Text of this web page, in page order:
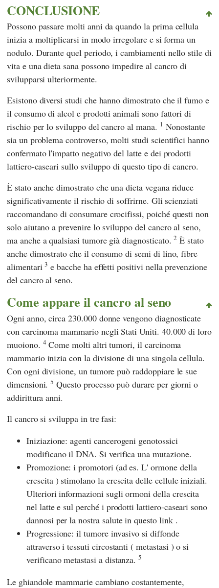
CONCLUSIONE
Possono passare molti anni da quando la prima cellula
inizia a moltiplicarsi in modo irregolare e si forma un
nodulo. Durante quel periodo, i cambiamenti nello stile di
vita e una dieta sana possono impedire al cancro di
svilupparsi ulteriormente.
Esistono diversi studi che hanno dimostrato che il fumo e
il consumo di alcol e prodotti animali sono fattori di
rischio per lo sviluppo del cancro al mana. 1 Nonostante
sia un problema controverso, molti studi scientifici hanno
confermato l'impatto negativo del latte e dei prodotti
lattiero-caseari sullo sviluppo di questo tipo di cancro.
È stato anche dimostrato che una dieta vegana riduce
significativamente il rischio di soffrirne. Gli scienziati
raccomandano di consumare crocifissi, poiché questi non
solo aiutano a prevenire lo sviluppo del cancro al seno,
ma anche a qualsiasi tumore già diagnosticato.2 È stato
anche dimostrato che il consumo di semi di lino, fibre
alimentari3 e bacche ha effetti positivi nella prevenzione
del cancro al seno.
Come appare il cancro al seno
Ogni anno, circa 230.000 donne vengono diagnosticate
con carcinoma mammario negli Stati Uniti. 40.000 di loro
muoiono. 4 Come molti altri tumori, il carcinoma
mammario inizia con la divisione di una singola cellula.
Con ogni divisione, un tumore può raddoppiare le sue
dimensioni.5 Questo processo può durare per giorni o
addirittura anni.
Il cancro si sviluppa in tre fasi:
Iniziazione: agenti cancerogeni genotossici
modificano il DNA. Si verifica una mutazione.
Promozione: i promotori (ad es. L' ormone della
crescita ) stimolano la crescita delle cellule iniziali.
Ulteriori informazioni sugli ormoni della crescita
nel latte e sul perché i prodotti lattiero-caseari sono
dannosi per la nostra salute in questo link .
Progressione: il tumore invasivo si diffonde
attraverso i tessuti circostanti ( metastasi ) o si
verificano metastasi a distanza.5
Le ghiandole mammarie cambiano costantemente,